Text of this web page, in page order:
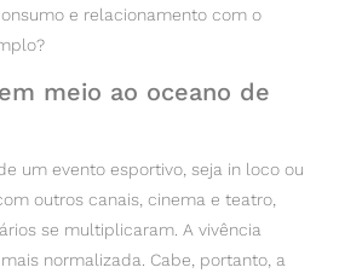
e relacionamento com o
meio ao oceano de
um evento esportivo, seja in loco ou
outros canais, cinema e teatro,
se multiplicaram. A vivência
normalizada. Cabe, portanto, a